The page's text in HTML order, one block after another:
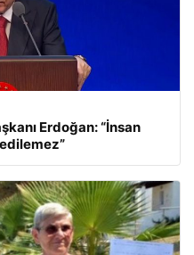
Erdoğan: “İnsan